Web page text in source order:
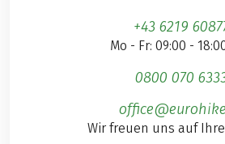
+43 6219
Mo - Fr: 09:00 -
0800 070
Wir freuen uns auf